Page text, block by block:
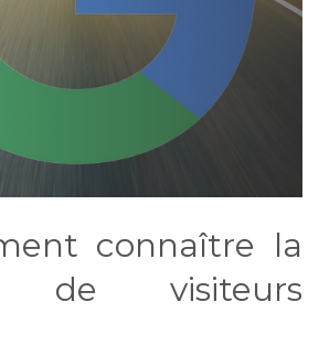
connaître la
de visiteurs